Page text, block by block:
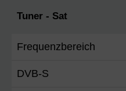
Tuner - Sat
Frequenzbereich
DVB-S